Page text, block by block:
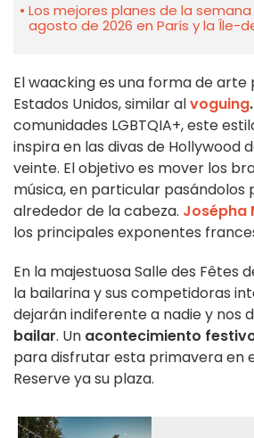
Los mejores planes de la
agosto de 2026 en París y la Île-
El waacking es una forma de
Estados Unidos, similar alvoguing.
comunidades LGBTQIA+, este
inspira en las divas de Hollywood
veinte. El objetivo es mover los
música, en particular pasándolos
alrededor de la cabeza. Josépha
los principales exponentes
En la majestuosa Salle des Fêtes
la bailarina y sus competidoras
dejarán indiferente a nadie y nos
bailar. Un acontecimiento
para disfrutar esta primavera en
Reserve ya su plaza.